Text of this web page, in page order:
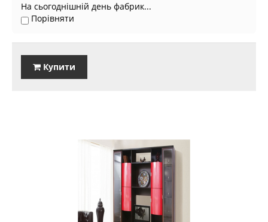
На сьогоднішній день фабрик...
Порівняти
Купити